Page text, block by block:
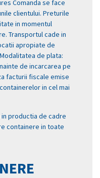
Comanda se face
clientului. Preturile
in momentul
Transportul cade in
apropiate de
de plata:
de incarcarea pe
facturii fiscale emise
in cel mai
productia de cadre
containere in toate